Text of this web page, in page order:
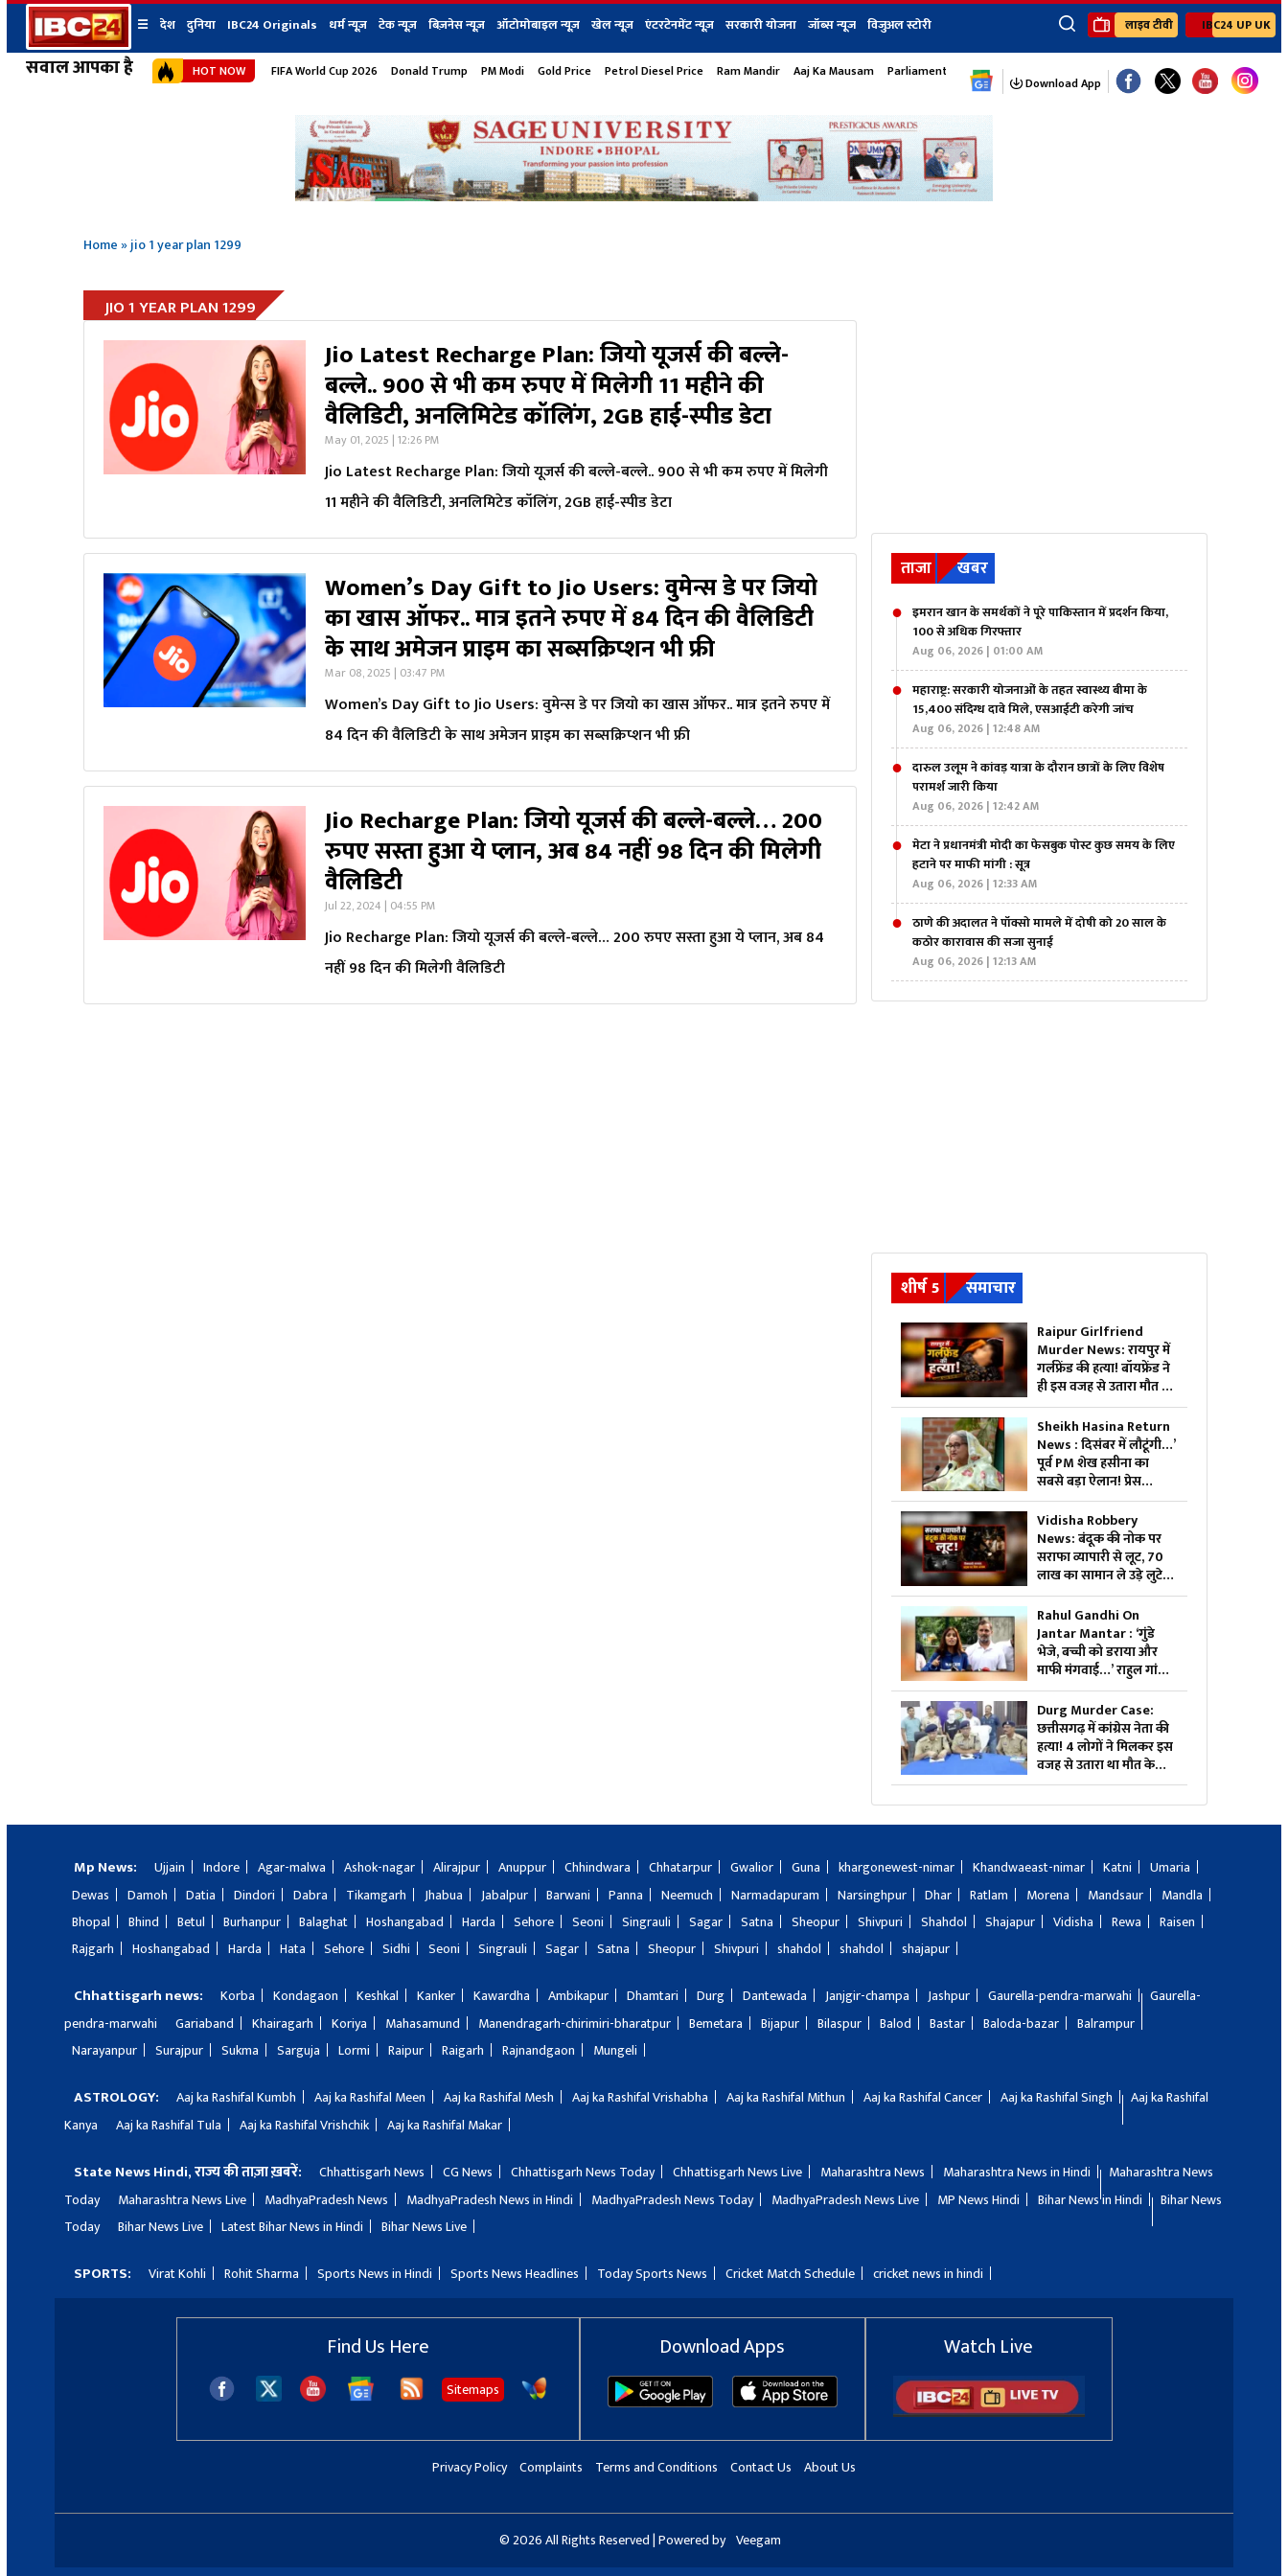
सवाल आपका है
☰ देश दुनिया IBC24 Originals धर्म न्यूज़ टेक न्यूज़ बिज़नेस न्यूज़ ऑटोमोबाइल न्यूज़ खेल न्यूज़ एंटरटेनमेंट न्यूज़ सरकारी योजना जॉब्स न्यूज विजुअल स्टोरी
×
देश प्रदेश न्यूज
हिमाचल प्रदेश न्यूज
शहर दुनिया IBC24 Originals बिज़नेस टेक न्यूज धर्म ऑटोमोबाइल एंटरटेनमेंट खेल जॉब्स न्यूज Youtube Channels
लाइव टीवी IBC24 UP UK
HOT NOW FIFA World Cup 2026 Donald Trump PM Modi Gold Price Petrol Diesel Price Ram Mandir Aaj Ka Mausam Parliament Monsoon Session
Download App
Home»jio 1 year plan 1299
JIO 1 YEAR PLAN 1299
Jio Latest Recharge Plan: जियो यूजर्स की बल्ले-
बल्ले.. 900 से भी कम रुपए में मिलेगी 11 महीने की
वैलिडिटी, अनलिमिटेड कॉलिंग, 2GB हाई-स्पीड डेटा
May 01, 2025 | 12:26 PM
Jio Latest Recharge Plan: जियो यूजर्स की बल्ले-बल्ले.. 900 से भी कम रुपए में मिलेगी
11 महीने की वैलिडिटी, अनलिमिटेड कॉलिंग, 2GB हाई-स्पीड डेटा
Women’s Day Gift to Jio Users: वुमेन्स डे पर जियो
का खास ऑफर.. मात्र इतने रुपए में 84 दिन की वैलिडिटी
के साथ अमेजन प्राइम का सब्सक्रिप्शन भी फ्री
Mar 08, 2025 | 03:47 PM
Women’s Day Gift to Jio Users: वुमेन्स डे पर जियो का खास ऑफर.. मात्र इतने रुपए में
84 दिन की वैलिडिटी के साथ अमेजन प्राइम का सब्सक्रिप्शन भी फ्री
Jio Recharge Plan: जियो यूजर्स की बल्ले-बल्ले… 200
रुपए सस्ता हुआ ये प्लान, अब 84 नहीं 98 दिन की मिलेगी
वैल‍िड‍िटी
Jul 22, 2024 | 04:55 PM
Jio Recharge Plan: जियो यूजर्स की बल्ले-बल्ले… 200 रुपए सस्ता हुआ ये प्लान, अब 84
नहीं 98 दिन की मिलेगी वैल‍िड‍िटी
ताजा खबर
इमरान खान के समर्थकों ने पूरे पाकिस्तान में प्रदर्शन किया,
100 से अधिक गिरफ्तार
Aug 06, 2026 | 01:00 AM
महाराष्ट्र: सरकारी योजनाओं के तहत स्वास्थ्य बीमा के
15,400 संदिग्ध दावे मिले, एसआईटी करेगी जांच
Aug 06, 2026 | 12:48 AM
दारुल उलूम ने कांवड़ यात्रा के दौरान छात्रों के लिए विशेष
परामर्श जारी किया
Aug 06, 2026 | 12:42 AM
मेटा ने प्रधानमंत्री मोदी का फेसबुक पोस्ट कुछ समय के लिए
हटाने पर माफी मांगी : सूत्र
Aug 06, 2026 | 12:33 AM
ठाणे की अदालत ने पॉक्सो मामले में दोषी को 20 साल के
कठोर कारावास की सजा सुनाई
Aug 06, 2026 | 12:13 AM
शीर्ष 5 समाचार
Raipur Girlfriend
Murder News: रायपुर में
गर्लफ्रेंड की हत्या! बॉयफ्रेंड ने
ही इस वजह से उतारा मौत के
घाट, 6 महीने से रह रहे थे लिव
इन में
Sheikh Hasina Return
News : दिसंबर में लौटूंगी…’
पूर्व PM शेख हसीना का
सबसे बड़ा ऐलान! प्रेस
कॉन्फ्रेंस में खोले ऐसे राज,
मच सकता है सियासी भूचाल
Vidisha Robbery
News: बंदूक की नोक पर
सराफा व्यापारी से लूट, 70
लाख का सामान ले उड़े लुटेरे,
जाते-जाते मार दी गोली
Rahul Gandhi On
Jantar Mantar : ‘गुंडे
भेजे, बच्ची को डराया और
माफी मंगवाई…’ राहुल गांधी
का बड़ा दावा, छात्रों के साथ
खोला मोर्चा
Durg Murder Case:
छत्तीसगढ़ में कांग्रेस नेता की
हत्या! 4 लोगों ने मिलकर इस
वजह से उतारा था मौत के
घाट, तीन भी थे वारदात में
शामिल
Mp News: Ujjain Indore Agar-malwa Ashok-nagar Alirajpur Anuppur Chhindwara Chhatarpur Gwalior Guna khargonewest-nimar Khandwaeast-nimar Katni
Umaria
Dewas
Damoh Datia Dindori Dabra Tikamgarh Jhabua Jabalpur Barwani Panna Neemuch Narmadapuram Narsinghpur Dhar Ratlam Morena Mandsaur
Mandla
Bhopal
Bhind Betul Burhanpur Balaghat Hoshangabad Harda Sehore Seoni Singrauli Sagar Satna Sheopur Shivpuri Shahdol Shajapur Vidisha Rewa
Raisen
Rajgarh
Hoshangabad Harda Hata Sehore Sidhi Seoni Singrauli Sagar Satna Sheopur Shivpuri shahdol shahdol shajapur
Chhattisgarh news: Korba Kondagaon Keshkal Kanker Kawardha Ambikapur Dhamtari Durg Dantewada Janjgir-champa Jashpur Gaurella-pendra-marwahi
Gaurella-
pendra-marwahi
Gariaband Khairagarh Koriya Mahasamund Manendragarh-chirimiri-bharatpur Bemetara Bijapur Bilaspur Balod Bastar Baloda-bazar
Balrampur
Narayanpur
Surajpur Sukma Sarguja Lormi Raipur Raigarh Rajnandgaon Mungeli
ASTROLOGY: Aaj ka Rashifal Kumbh Aaj ka Rashifal Meen Aaj ka Rashifal Mesh Aaj ka Rashifal Vrishabha Aaj ka Rashifal Mithun Aaj ka Rashifal Cancer Aaj ka Rashifal Singh
Aaj ka Rashifal
Kanya
Aaj ka Rashifal Tula Aaj ka Rashifal Vrishchik Aaj ka Rashifal Makar
State News Hindi, राज्य की ताज़ा ख़बरें: Chhattisgarh News CG News Chhattisgarh News Today Chhattisgarh News Live Maharashtra News Maharashtra News in Hindi
Maharashtra News
Today
Maharashtra News Live MadhyaPradesh News MadhyaPradesh News in Hindi MadhyaPradesh News Today MadhyaPradesh News Live MP News Hindi Bihar News in Hindi
Bihar News
Today
Bihar News Live Latest Bihar News in Hindi Bihar News Live
SPORTS: Virat Kohli Rohit Sharma Sports News in Hindi Sports News Headlines Today Sports News Cricket Match Schedule cricket news in hindi
Find Us Here
Sitemaps
Download Apps Watch Live
Privacy Policy Complaints Terms and Conditions Contact Us About Us
© 2026 All Rights Reserved | Powered by Veegam